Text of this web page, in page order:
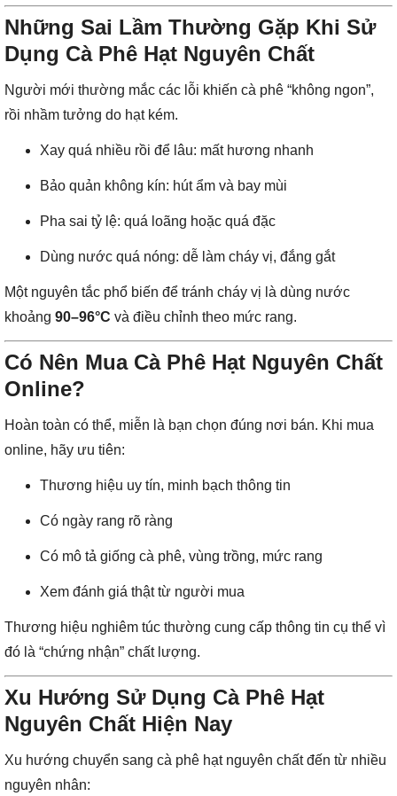
Những Sai Lầm Thường Gặp Khi Sử
Dụng Cà Phê Hạt Nguyên Chất
Người mới thường mắc các lỗi khiến cà phê “không ngon”,
rồi nhầm tưởng do hạt kém.
Xay quá nhiều rồi để lâu: mất hương nhanh
Bảo quản không kín: hút ẩm và bay mùi
Pha sai tỷ lệ: quá loãng hoặc quá đặc
Dùng nước quá nóng: dễ làm cháy vị, đắng gắt
Một nguyên tắc phổ biến để tránh cháy vị là dùng nước
khoảng 90–96°C và điều chỉnh theo mức rang.
Có Nên Mua Cà Phê Hạt Nguyên Chất
Online?
Hoàn toàn có thể, miễn là bạn chọn đúng nơi bán. Khi mua
online, hãy ưu tiên:
Thương hiệu uy tín, minh bạch thông tin
Có ngày rang rõ ràng
Có mô tả giống cà phê, vùng trồng, mức rang
Xem đánh giá thật từ người mua
Thương hiệu nghiêm túc thường cung cấp thông tin cụ thể vì
đó là “chứng nhận” chất lượng.
Xu Hướng Sử Dụng Cà Phê Hạt
Nguyên Chất Hiện Nay
Xu hướng chuyển sang cà phê hạt nguyên chất đến từ nhiều
nguyên nhân: